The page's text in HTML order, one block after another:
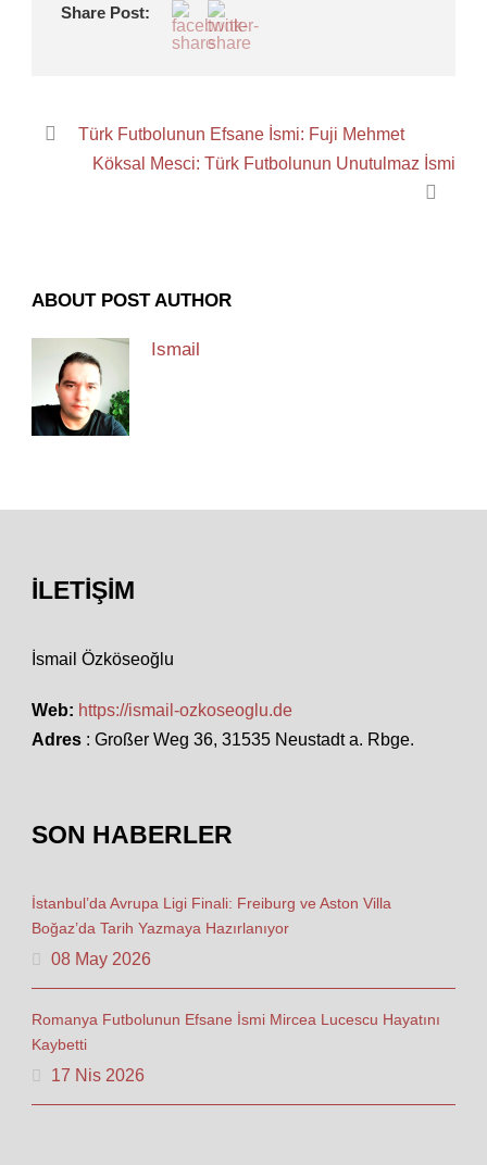
Share Post:
Türk Futbolunun Efsane İsmi: Fuji Mehmet
Köksal Mesci: Türk Futbolunun Unutulmaz İsmi
ABOUT POST AUTHOR
Ismail
İLETIŞIM
İsmail Özköseoğlu
Web: https://ismail-ozkoseoglu.de
Adres : Großer Weg 36, 31535 Neustadt a. Rbge.
SON HABERLER
İstanbul’da Avrupa Ligi Finali: Freiburg ve Aston Villa
Boğaz’da Tarih Yazmaya Hazırlanıyor
08 May 2026
Romanya Futbolunun Efsane İsmi Mircea Lucescu Hayatını
Kaybetti
17 Nis 2026